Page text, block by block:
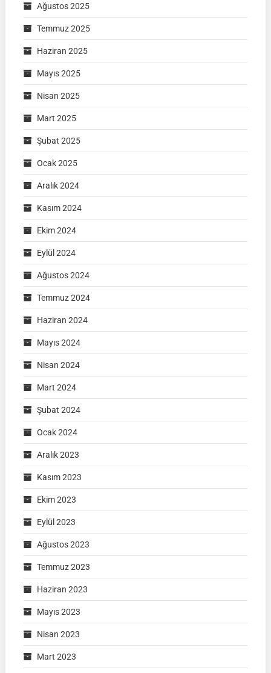
Ağustos 2025
Temmuz 2025
Haziran 2025
Mayıs 2025
Nisan 2025
Mart 2025
Şubat 2025
Ocak 2025
Aralık 2024
Kasım 2024
Ekim 2024
Eylül 2024
Ağustos 2024
Temmuz 2024
Haziran 2024
Mayıs 2024
Nisan 2024
Mart 2024
Şubat 2024
Ocak 2024
Aralık 2023
Kasım 2023
Ekim 2023
Eylül 2023
Ağustos 2023
Temmuz 2023
Haziran 2023
Mayıs 2023
Nisan 2023
Mart 2023